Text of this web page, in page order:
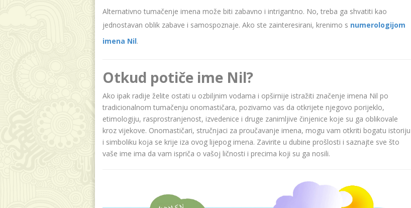
Alternativno tumačenje imena može biti zabavno i intrigantno. No, treba ga shvatiti kao
jednostavan oblik zabave i samospoznaje. Ako ste zainteresirani, krenimo s numerologijom
imena Nil.
Otkud potiče ime Nil?
Ako ipak radije želite ostati u ozbiljnim vodama i opširnije istražiti značenje imena Nil po
tradicionalnom tumačenju onomastičara, pozivamo vas da otkrijete njegovo porijeklo,
etimologiju, rasprostranjenost, izvedenice i druge zanimljive činjenice koje su ga oblikovale
kroz vijekove. Onomastičari, stručnjaci za proučavanje imena, mogu vam otkriti bogatu istoriju
i simboliku koja se krije iza ovog lijepog imena. Zavirite u dubine prošlosti i saznajte sve što
vaše ime ima da vam ispriča o vašoj ličnosti i precima koji su ga nosili.